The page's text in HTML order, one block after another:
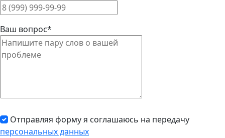
Ваш вопрос*
Отправляя форму я соглашаюсь на передачу
персональных данных